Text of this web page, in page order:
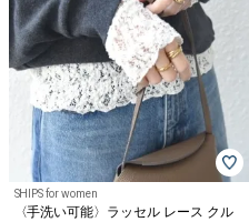
SHIPS for women
〈手洗い可能〉ラッセル レース クル